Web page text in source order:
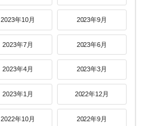
2023年10月 2023年9月
2023年7月 2023年6月
2023年4月 2023年3月
2023年1月 2022年12月
2022年10月 2022年9月